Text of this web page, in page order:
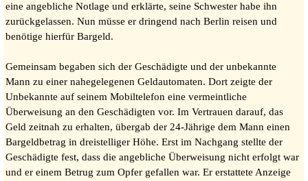
eine angebliche Notlage und erklärte, seine Schwester habe ihn
zurückgelassen. Nun müsse er dringend nach Berlin reisen und
benötige hierfür Bargeld.
Gemeinsam begaben sich der Geschädigte und der unbekannte
Mann zu einer nahegelegenen Geldautomaten. Dort zeigte der
Unbekannte auf seinem Mobiltelefon eine vermeintliche
Überweisung an den Geschädigten vor. Im Vertrauen darauf, das
Geld zeitnah zu erhalten, übergab der 24-Jährige dem Mann einen
Bargeldbetrag in dreistelliger Höhe. Erst im Nachgang stellte der
Geschädigte fest, dass die angebliche Überweisung nicht erfolgt war
und er einem Betrug zum Opfer gefallen war. Er erstattete Anzeige